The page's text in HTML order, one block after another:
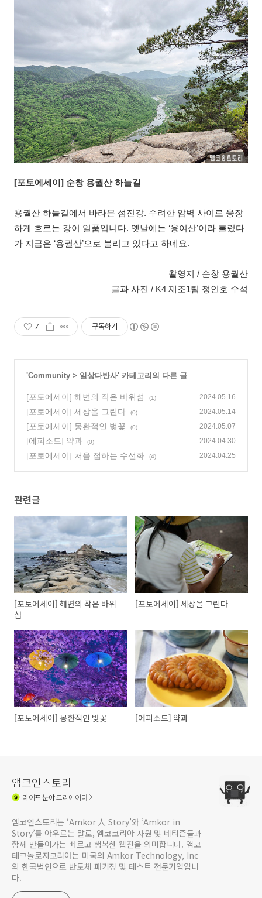
[포토에세이] 순창 용궐산 하늘길
용궐산 하늘길에서 바라본 섬진강. 수려한 암벽 사이로 웅장
하게 흐르는 강이 일품입니다. 옛날에는 ‘용여산’이라 불렀다
가 지금은 ‘용궐산’으로 불리고 있다고 하네요.
촬영지 / 순창 용궐산
글과 사진 / K4 제조1팀 정인호 수석
7 구독하기
'Community > 일상다반사' 카테고리의 다른 글
[포토에세이] 해변의 작은 바위섬 (1) 2024.05.16
[포토에세이] 세상을 그린다 (0) 2024.05.14
[포토에세이] 몽환적인 벚꽃 (0) 2024.05.07
[에피소드] 약과 (0) 2024.04.30
[포토에세이] 처음 접하는 수선화 (4) 2024.04.25
관련글
[포토에세이] 해변의 작은 바위
섬
[포토에세이] 세상을 그린다
[포토에세이] 몽환적인 벚꽃 [에피소드] 약과
앰코인스토리
라이프분야 크리에이터
앰코인스토리는 ‘Amkor 人 Story’와 ‘Amkor in
Story’를 아우르는 말로, 앰코코리아 사원 및 네티즌들과
함께 만들어가는 빠르고 행복한 웹진을 의미합니다. 앰코
테크놀로지코리아는 미국의 Amkor Technology, Inc
의 한국법인으로 반도체 패키징 및 테스트 전문기업입니
다.